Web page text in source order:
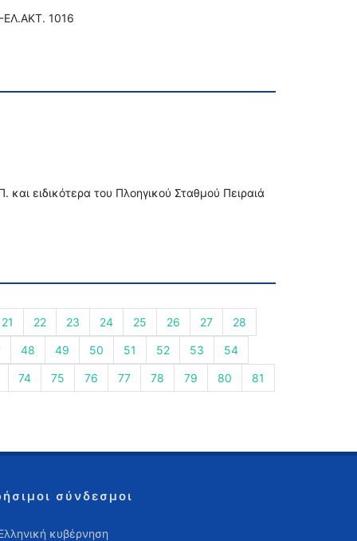
ΕΛ.ΑΚΤ. 1016
ειδικότερα του Πλοηγικού Σταθμού Πειραιά
21 22 23 24 25 26 27 28
48 49 50 51 52 53 54
74 75 76 77 78 79 80 81
σύνδεσμοι
κυβέρνηση